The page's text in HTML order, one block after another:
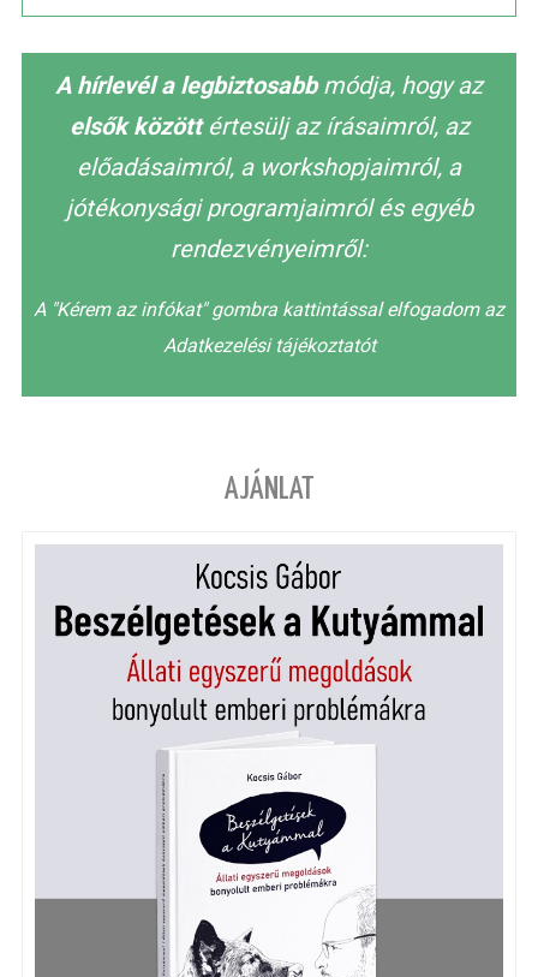
A hírlevél a legbiztosabbmódja, hogy az
elsők közöttértesülj az írásaimról, az
előadásaimról, a workshopjaimról, a
jótékonysági programjaimról és egyéb
rendezvényeimről:
A "Kérem az infókat" gombra kattintással elfogadom az
Adatkezelési tájékoztatót
AJÁNLAT